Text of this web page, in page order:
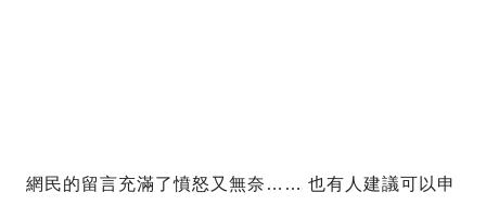
網民的留言充滿了憤怒又無奈…… 也有人建議可以申